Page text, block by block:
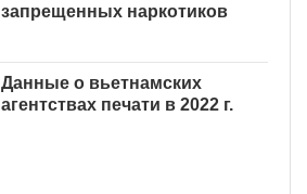
запрещенных наркотиков
Данные о вьетнамских
агентствах печати в 2022 г.